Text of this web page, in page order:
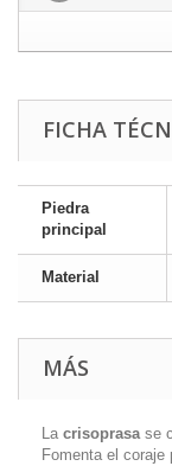
FICHA
Piedra
principal
Material
MÁS
La crisoprasase
Fomenta el coraje